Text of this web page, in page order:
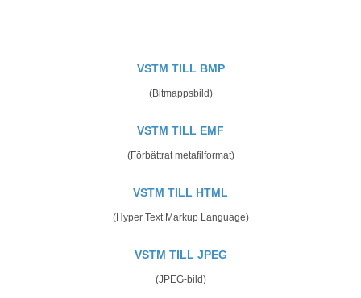
VSTM TILL BMP
(Bitmappsbild)
VSTM TILL EMF
(Förbättrat metafilformat)
VSTM TILL HTML
(Hyper Text Markup Language)
VSTM TILL JPEG
(JPEG-bild)